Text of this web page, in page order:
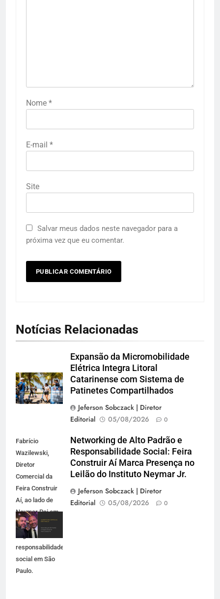
Nome *
E-mail *
Site
Salvar meus dados neste navegador para a
próxima vez que eu comentar.
Notícias Relacionadas
Expansão da Micromobilidade
Elétrica Integra Litoral
Catarinense com Sistema de
Patinetes Compartilhados
Jeferson Sobczack | Diretor
Editorial
05/08/2026 0
Fabrício
Wazilewski,
Diretor
Comercial da
Feira Construir
Aí, ao lado de
Neymar Pai em
evento de
negócios e
responsabilidade
social em São
Paulo.
Networking de Alto Padrão e
Responsabilidade Social: Feira
Construir Aí Marca Presença no
Leilão do Instituto Neymar Jr.
Jeferson Sobczack | Diretor
Editorial
05/08/2026 0